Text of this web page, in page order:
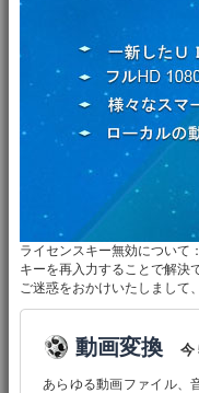
ライセンスキー無効について
キーを再入力することで解決
ご迷惑をおかけいたしまして
動画変換 今
あらゆる動画ファイル、